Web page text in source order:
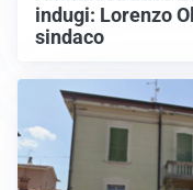
indugi: Lorenzo
sindaco